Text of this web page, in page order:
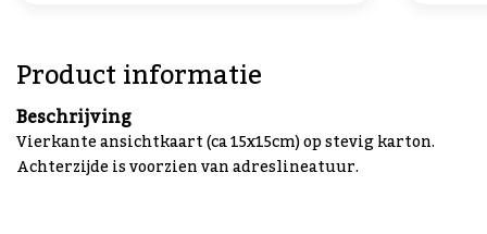
Product informatie
Beschrijving
Vierkante ansichtkaart (ca 15x15cm) op stevig karton.
Achterzijde is voorzien van adreslineatuur.